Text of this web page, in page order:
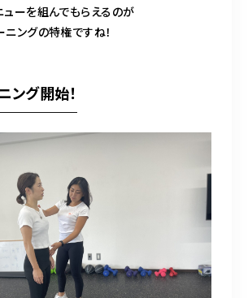
ューを組んでもらえるのが
ニングの特権ですね！
ング開始！